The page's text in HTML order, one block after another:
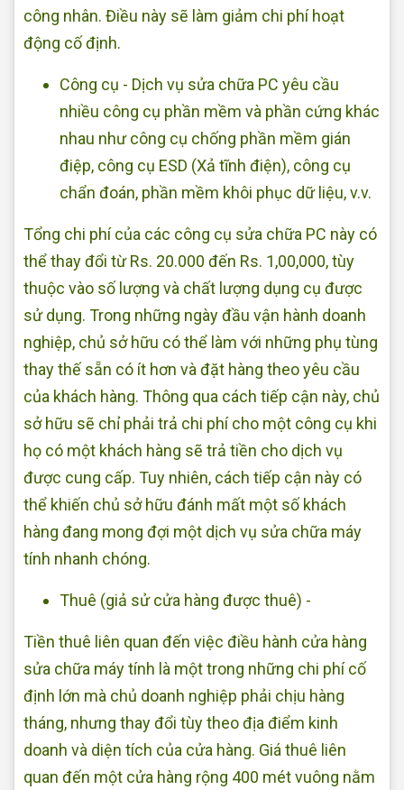
công nhân. Điều này sẽ làm giảm chi phí hoạt
động cố định.
Công cụ - Dịch vụ sửa chữa PC yêu cầu
nhiều công cụ phần mềm và phần cứng khác
nhau như công cụ chống phần mềm gián
điệp, công cụ ESD (Xả tĩnh điện), công cụ
chẩn đoán, phần mềm khôi phục dữ liệu, v.v.
Tổng chi phí của các công cụ sửa chữa PC này có
thể thay đổi từ Rs. 20.000 đến Rs. 1,00,000, tùy
thuộc vào số lượng và chất lượng dụng cụ được
sử dụng. Trong những ngày đầu vận hành doanh
nghiệp, chủ sở hữu có thể làm với những phụ tùng
thay thế sẵn có ít hơn và đặt hàng theo yêu cầu
của khách hàng. Thông qua cách tiếp cận này, chủ
sở hữu sẽ chỉ phải trả chi phí cho một công cụ khi
họ có một khách hàng sẽ trả tiền cho dịch vụ
được cung cấp. Tuy nhiên, cách tiếp cận này có
thể khiến chủ sở hữu đánh mất một số khách
hàng đang mong đợi một dịch vụ sửa chữa máy
tính nhanh chóng.
Thuê (giả sử cửa hàng được thuê) -
Tiền thuê liên quan đến việc điều hành cửa hàng
sửa chữa máy tính là một trong những chi phí cố
định lớn mà chủ doanh nghiệp phải chịu hàng
tháng, nhưng thay đổi tùy theo địa điểm kinh
doanh và diện tích của cửa hàng. Giá thuê liên
quan đến một cửa hàng rộng 400 mét vuông nằm